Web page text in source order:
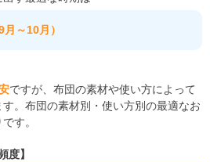
～10月）
ですが、布団の素材や使い方によって
。布団の素材別・使い方別の最適なお
す。
度】